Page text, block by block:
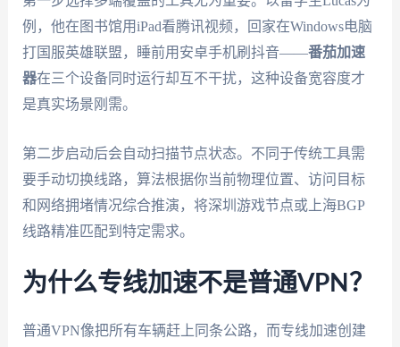
例，他在图书馆用iPad看腾讯视频，回家在Windows电脑
打国服英雄联盟，睡前用安卓手机刷抖音——番茄加速
器在三个设备同时运行却互不干扰，这种设备宽容度才
是真实场景刚需。
第二步启动后会自动扫描节点状态。不同于传统工具需
要手动切换线路，算法根据你当前物理位置、访问目标
和网络拥堵情况综合推演，将深圳游戏节点或上海BGP
线路精准匹配到特定需求。
为什么专线加速不是普通VPN？
普通VPN像把所有车辆赶上同条公路，而专线加速创建